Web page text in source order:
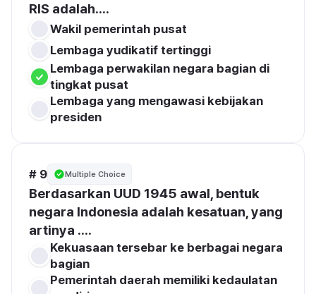
RIS adalah....
Wakil pemerintah pusat
Lembaga yudikatif tertinggi
Lembaga perwakilan negara bagian di
tingkat pusat
Lembaga yang mengawasi kebijakan
presiden
# 9 Multiple Choice
Berdasarkan UUD 1945 awal, bentuk
negara Indonesia adalah kesatuan, yang
artinya ....
Kekuasaan tersebar ke berbagai negara
bagian
Pemerintah daerah memiliki kedaulatan